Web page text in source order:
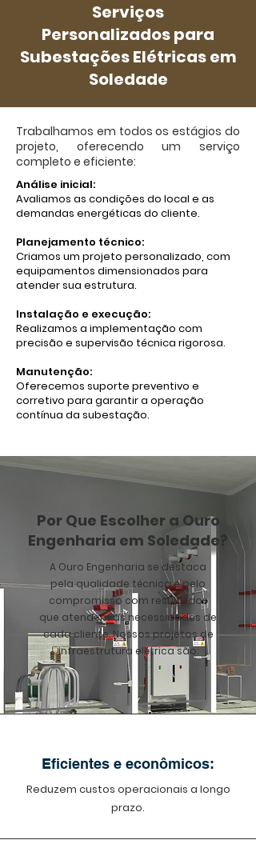
Serviços
Personalizados para
Subestações Elétricas em
Soledade
Trabalhamos em todos os estágios do
projeto, oferecendo um serviço
completo e eficiente:
Análise inicial:
Avaliamos as condições do local e as
demandas energéticas do cliente.
Planejamento técnico:
Criamos um projeto personalizado, com
equipamentos dimensionados para
atender sua estrutura.
Instalação e execução:
Realizamos a implementação com
precisão e supervisão técnica rigorosa.
Manutenção:
Oferecemos suporte preventivo e
corretivo para garantir a operação
contínua da subestação.
Por Que Escolher a Ouro
Engenharia em Soledade?
A Ouro Engenharia se destaca
pela qualidade técnica e pelo
compromisso com resultados
que atendem às necessidades de
cada cliente. Nossos projetos de
infraestrutura elétrica são:
Eficientes e econômicos:
Reduzem custos operacionais a longo
prazo.